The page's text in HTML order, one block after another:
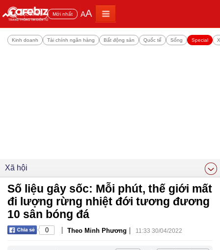
Đọc nhiều Mới nhất AA
Kinh doanh Tài chính ngân hàng Bất động sản Quốc tế Sống Special
Xã hội
Số liệu gây sốc: Mỗi phút, thế giới mất
đi lượng rừng nhiệt đới tương đương
10 sân bóng đá
0 | Theo Minh Phương | 11:33 30/04/2022